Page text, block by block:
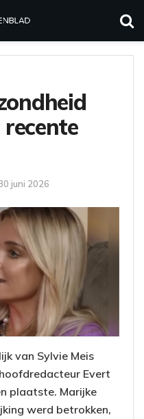
juni 2026
van Sylvie Meis
Evert
plaatste. Marijke
werd betrokken,